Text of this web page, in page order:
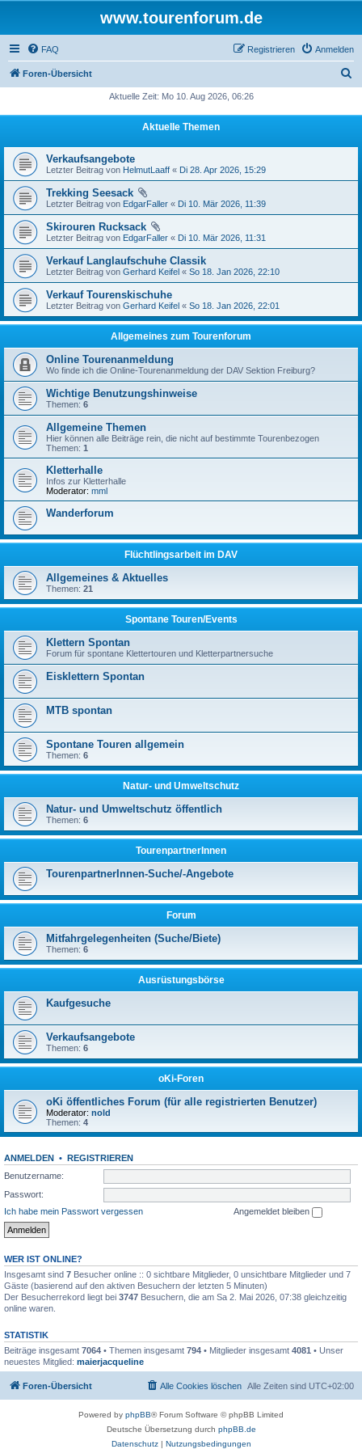
www.tourenforum.de
FAQ Anmelden
Registrieren
Foren-Übersicht
e
Aktuelle Zeit: Mo 10. Aug 2026, 06:26
Aktuelle Themen
Verkaufsangebote
Letzter Beitrag von HelmutLaaff « Di 28. Apr 2026, 15:29
Trekking Seesack
Letzter Beitrag von EdgarFaller « Di 10. Mär 2026, 11:39
Skirouren Rucksack
Letzter Beitrag von EdgarFaller « Di 10. Mär 2026, 11:31
Verkauf Langlaufschuhe Classik
Letzter Beitrag von Gerhard Keifel « So 18. Jan 2026, 22:10
Verkauf Tourenskischuhe
Letzter Beitrag von Gerhard Keifel « So 18. Jan 2026, 22:01
Allgemeines zum Tourenforum
Online Tourenanmeldung
Wo finde ich die Online-Tourenanmeldung der DAV Sektion Freiburg?
Wichtige Benutzungshinweise
Themen: 6
Allgemeine Themen
Hier können alle Beiträge rein, die nicht auf bestimmte Tourenbezogen
Themen: 1
Kletterhalle
Infos zur Kletterhalle
Moderator: mml
Wanderforum
Flüchtlingsarbeit im DAV
Allgemeines & Aktuelles
Themen: 21
Spontane Touren/Events
Klettern Spontan
Forum für spontane Klettertouren und Kletterpartnersuche
Eisklettern Spontan
MTB spontan
Spontane Touren allgemein
Themen: 6
Natur- und Umweltschutz
Natur- und Umweltschutz öffentlich
Themen: 6
TourenpartnerInnen
TourenpartnerInnen-Suche/-Angebote
Forum
Mitfahrgelegenheiten (Suche/Biete)
Themen: 6
Ausrüstungsbörse
Kaufgesuche
Verkaufsangebote
Themen: 6
oKi-Foren
oKi öffentliches Forum (für alle registrierten Benutzer)
Moderator: nold
Themen: 4
ANMELDEN • REGISTRIEREN
Benutzername:
Passwort:
Ich habe mein Passwort vergessen
Angemeldet bleiben
WER IST ONLINE?
Insgesamt sind 7 Besucher online :: 0 sichtbare Mitglieder, 0 unsichtbare Mitglieder und 7
Gäste (basierend auf den aktiven Besuchern der letzten 5 Minuten)
Der Besucherrekord liegt bei 3747 Besuchern, die am Sa 2. Mai 2026, 07:38 gleichzeitig
online waren.
STATISTIK
Beiträge insgesamt 7064 • Themen insgesamt 794 • Mitglieder insgesamt 4081 • Unser
neuestes Mitglied: maierjacqueline
Foren-Übersicht Alle Zeiten sind UTC+02:00
Alle Cookies löschen
Powered by phpBB® Forum Software © phpBB Limited
Deutsche Übersetzung durch phpBB.de
Datenschutz| Nutzungsbedingungen